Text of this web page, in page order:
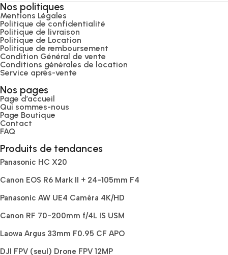
Nos politiques
Mentions Légales
Politique de confidentialité
Politique de livraison
Politique de Location
Politique de remboursement
Condition Général de vente
Conditions générales de location
Service après-vente
Nos pages
Page d’accueil
Qui sommes-nous
Page Boutique
Contact
FAQ
Produits de tendances
Panasonic HC X20
Canon EOS R6 Mark II + 24-105mm F4
Panasonic AW UE4 Caméra 4K/HD
Canon RF 70-200mm f/4L IS USM
Laowa Argus 33mm F0.95 CF APO
DJI FPV (seul) Drone FPV 12MP